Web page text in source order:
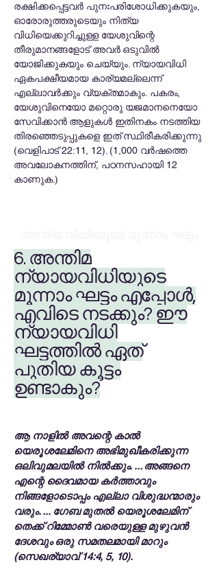
രക്ഷിക്കപ്പെട്ടവർ പുനഃപരിശോധിക്കുകയും,
ഓരോരുത്തരുടെയും നിത്യ
വിധിയെക്കുറിച്ചുള്ള യേശുവിന്റെ
തീരുമാനങ്ങളോട് അവർ ഒടുവിൽ
യോജിക്കുകയും ചെയ്യും. ന്യായവിധി
ഏകപക്ഷീയമായ കാര്യമല്ലെന്ന്
എല്ലാവർക്കും വ്യക്തമാകും. പകരം,
യേശുവിനെയോ മറ്റൊരു യജമാനനെയോ
സേവിക്കാൻ ആളുകൾ ഇതിനകം നടത്തിയ
തിരഞ്ഞെടുപ്പുകളെ ഇത് സ്ഥിരീകരിക്കുന്നു
(വെളിപാട് 22:11, 12). (1,000 വർഷത്തെ
അവലോകനത്തിന്, പഠനസഹായി 12
കാണുക.)
6. അന്തിമ
ന്യായവിധിയുടെ
മൂന്നാം ഘട്ടം എപ്പോൾ,
എവിടെ നടക്കും? ഈ
ന്യായവിധി
ഘട്ടത്തിൽ ഏത്
പുതിയ കൂട്ടം
ഉണ്ടാകും?
ആ നാളിൽ അവന്റെ കാൽ
യെരൂശലേമിനെ അഭിമുഖീകരിക്കുന്ന
ഒലിവുമലയിൽ നിൽക്കും. ... അങ്ങനെ
എന്റെ ദൈവമായ കർത്താവും
നിങ്ങളോടൊപ്പം എല്ലാ വിശുദ്ധന്മാരും
വരും. ... ഗേബ മുതൽ യെരൂശലേമിന്
തെക്ക് റിമ്മോൺ വരെയുള്ള മുഴുവൻ
ദേശവും ഒരു സമതലമായി മാറും
(സെഖര്യാവ് 14:4, 5, 10).